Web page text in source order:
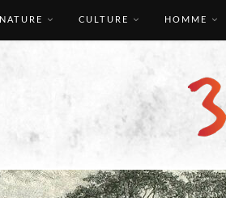
NATURE CULTURE HOMME